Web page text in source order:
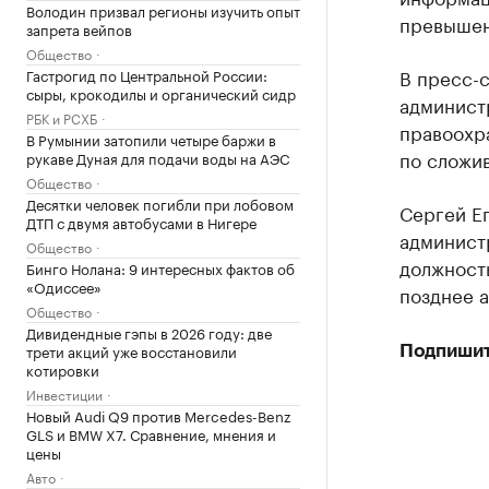
Володин призвал регионы изучить опыт
запрета вейпов
Общество
Гастрогид по Центральной России:
сыры, крокодилы и органический сидр
РБК и РСХБ
В Румынии затопили четыре баржи в
рукаве Дуная для подачи воды на АЭС
Общество
Десятки человек погибли при лобовом
ДТП с двумя автобусами в Нигере
Общество
Бинго Нолана: 9 интересных фактов об
«Одиссее»
Общество
Дивидендные гэпы в 2026 году: две
трети акций уже восстановили
котировки
Инвестиции
Новый Audi Q9 против Mercedes-Benz
GLS и BMW X7. Сравнение, мнения и
цены
Авто
В пресс-
по
Сергей
позднее